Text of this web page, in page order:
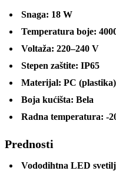
Snaga: 18 W
Temperatura boje:
Voltaža: 220–240 V
Stepen zaštite: IP65
Materijal: PC (plastika)
Boja kućišta: Bela
Radna temperatura: -
Prednosti
Vododihtna LED